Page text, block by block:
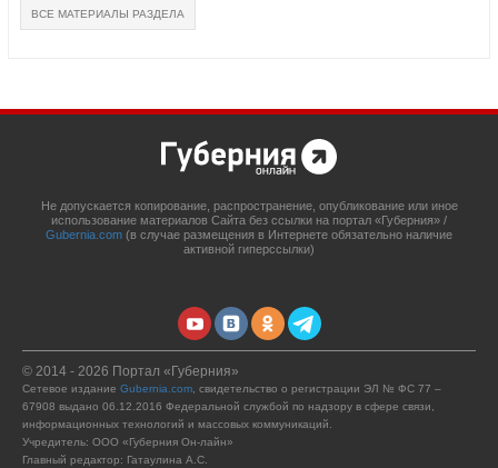
ВСЕ МАТЕРИАЛЫ РАЗДЕЛА
Не допускается копирование, распространение, опубликование или иное
использование материалов Сайта без ссылки на портал «Губерния» /
Gubernia.com (в случае размещения в Интернете обязательно наличие
активной гиперссылки)
© 2014 - 2026 Портал «Губерния»
Сетевое издание Gubernia.com , свидетельство о регистрации ЭЛ № ФС 77 –
67908 выдано 06.12.2016 Федеральной службой по надзору в сфере связи,
информационных технологий и массовых коммуникаций.
Учредитель: ООО «Губерния Он-лайн»
Главный редактор: Гатаулина А.С.